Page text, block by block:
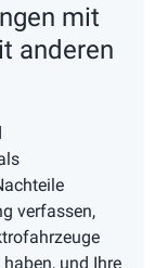
mit
anderen
verfassen,
und Ihre